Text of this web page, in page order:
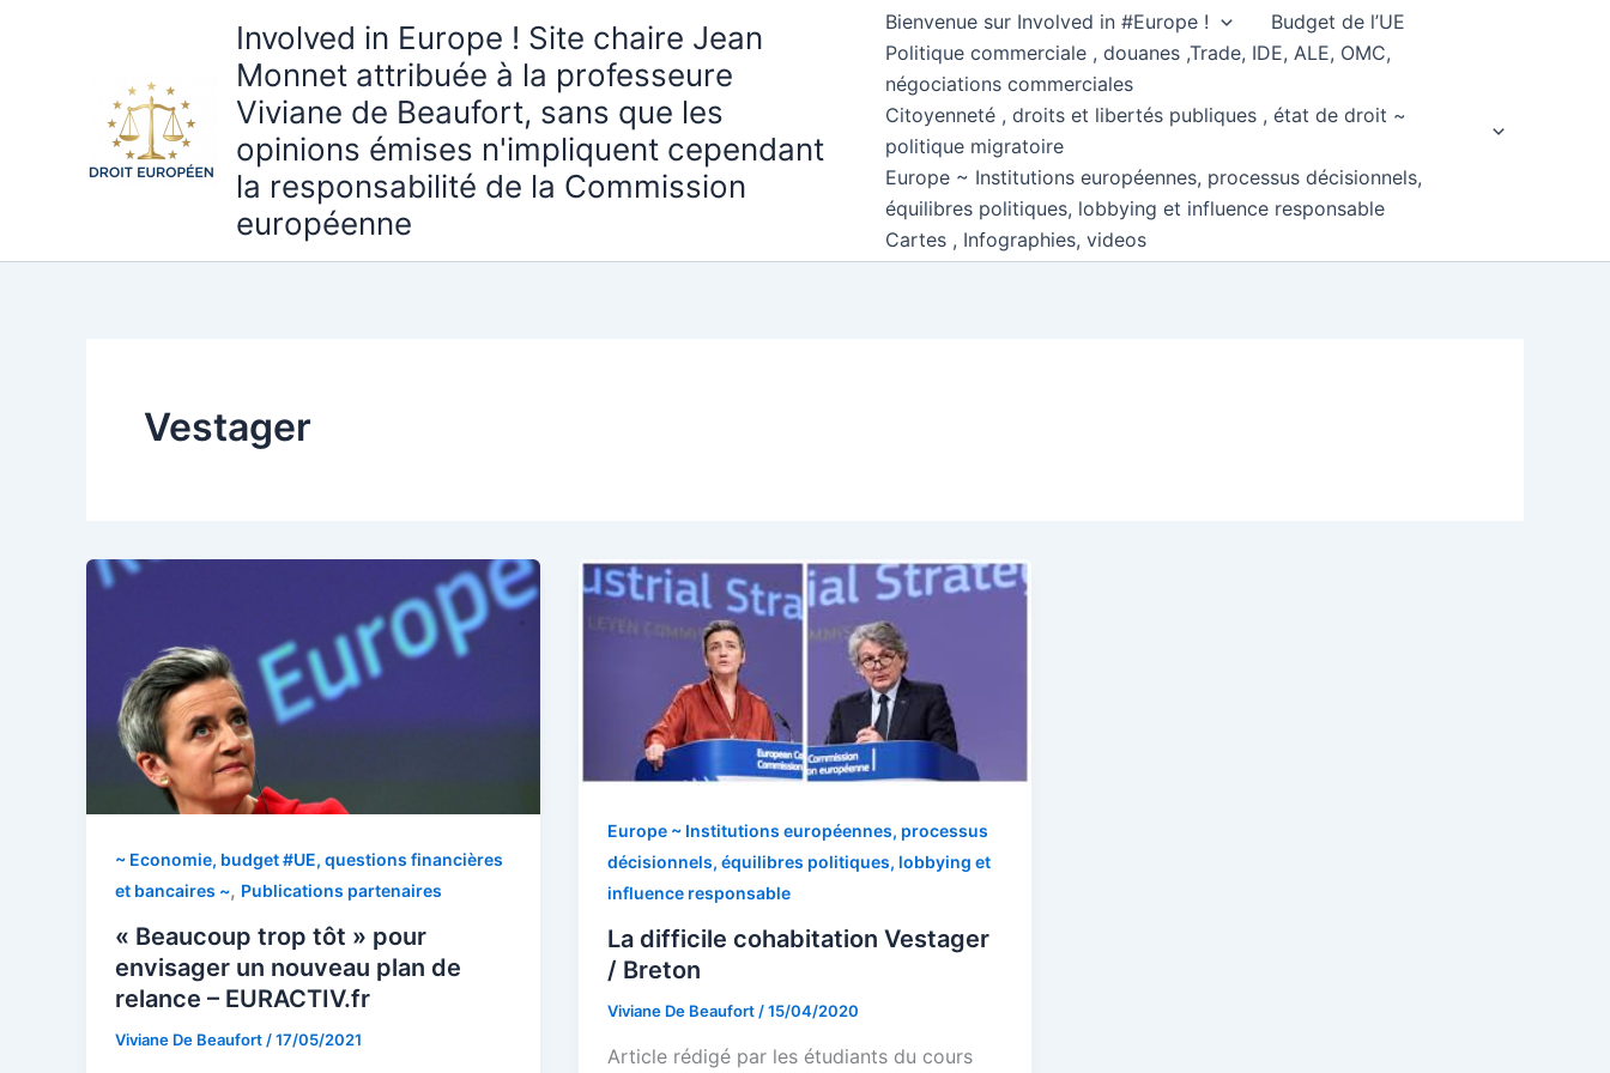
Involved in Europe ! Site chaire Jean
Monnet attribuée à la professeure
Viviane de Beaufort, sans que les
opinions émises n'impliquent cependant
la responsabilité de la Commission
européenne
Bienvenue sur Involved in #Europe !
Budget de l’UE
Politique commerciale , douanes ,Trade, IDE, ALE, OMC,
négociations commerciales
Citoyenneté , droits et libertés publiques , état de droit ~
politique migratoire
Europe ~ Institutions européennes, processus décisionnels,
équilibres politiques, lobbying et influence responsable
Cartes , Infographies, videos
Vestager
~ Economie, budget #UE, questions financières
et bancaires ~, Publications partenaires
« Beaucoup trop tôt » pour
envisager un nouveau plan de
relance – EURACTIV.fr
Viviane De Beaufort /17/05/2021
Europe ~ Institutions européennes, processus
décisionnels, équilibres politiques, lobbying et
influence responsable
La difficile cohabitation Vestager
/ Breton
Viviane De Beaufort /15/04/2020
Article rédigé par les étudiants du cours